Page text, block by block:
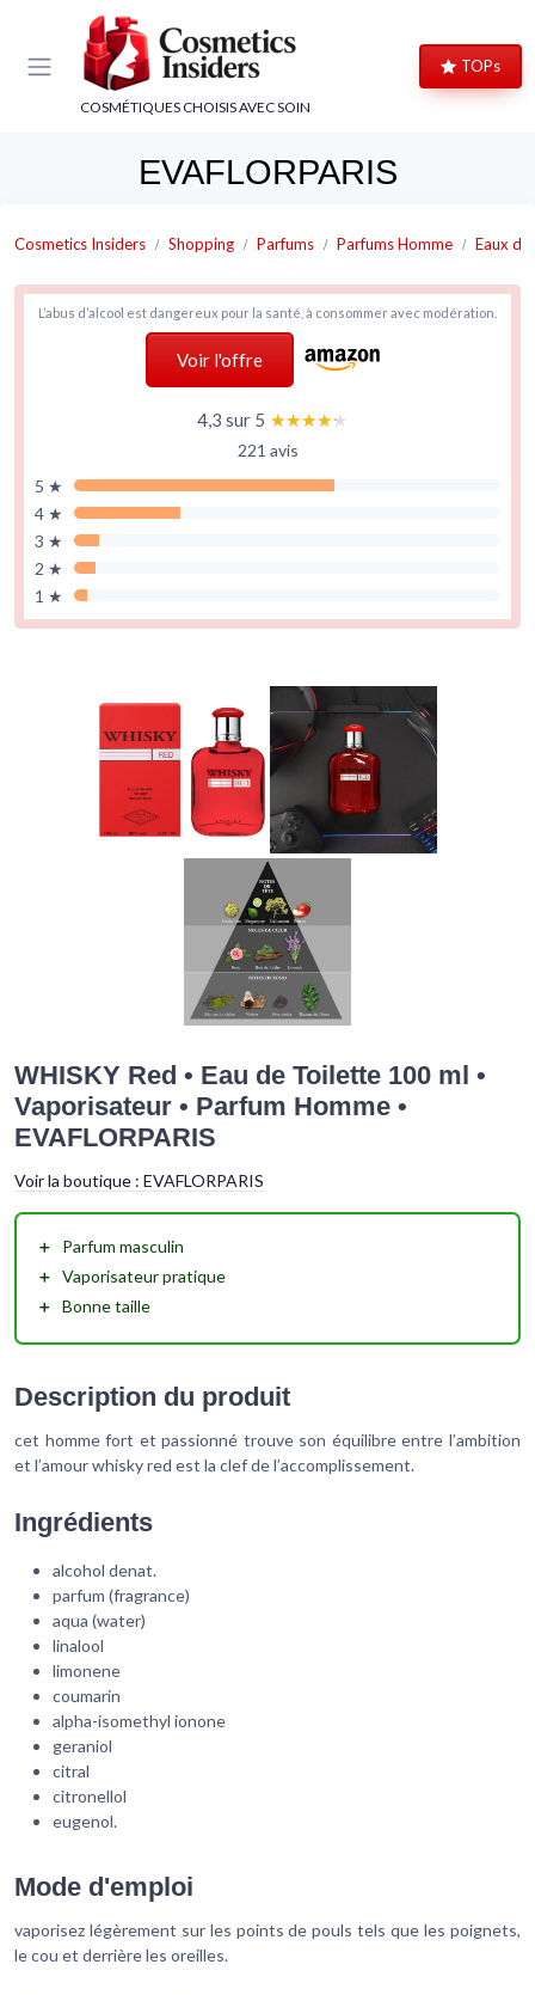
COSMÉTIQUES CHOISIS AVEC SOIN
TOPs
EVAFLORPARIS
Cosmetics Insiders Shopping Parfums Parfums Homme Eaux
L’abus d’alcool est dangereux pour la santé, à consommer avec modération.
Voir l'offre
4,3 sur 5 ★★★★★
★★★★★
221 avis
5 ★
4 ★
3 ★
2 ★
1 ★
WHISKY Red • Eau de Toilette 100 ml •
Vaporisateur • Parfum Homme •
EVAFLORPARIS
Voir la boutique : EVAFLORPARIS
＋
Parfum masculin
＋ Vaporisateur pratique
＋ Bonne taille
Description du produit
cet homme fort et passionné trouve son équilibre entre l’ambition
et l’amour whisky red est la clef de l’accomplissement.
Ingrédients
alcohol denat.
parfum (fragrance)
aqua (water)
linalool
limonene
coumarin
alpha-isomethyl ionone
geraniol
citral
citronellol
eugenol.
Mode d'emploi
vaporisez légèrement sur les points de pouls tels que les poignets,
le cou et derrière les oreilles.
Panneau de gestion des cookies